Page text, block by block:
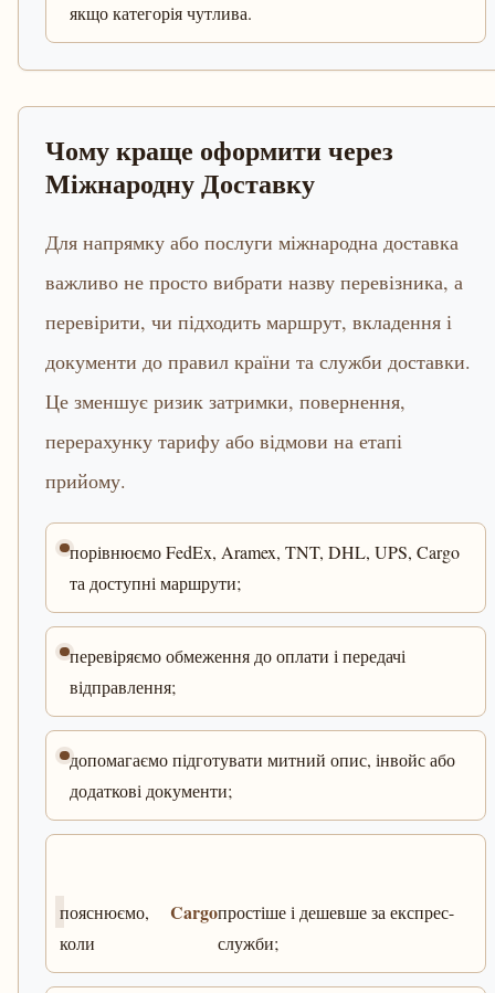
якщо категорія чутлива.
Чому краще оформити через
Міжнародну Доставку
Для напрямку або послуги міжнародна доставка
важливо не просто вибрати назву перевізника, а
перевірити, чи підходить маршрут, вкладення і
документи до правил країни та служби доставки.
Це зменшує ризик затримки, повернення,
перерахунку тарифу або відмови на етапі
прийому.
порівнюємо FedEx, Aramex, TNT, DHL, UPS, Cargo
та доступні маршрути;
перевіряємо обмеження до оплати і передачі
відправлення;
допомагаємо підготувати митний опис, інвойс або
додаткові документи;
пояснюємо,
коли
Cargoпростіше і дешевше за експрес-
служби;